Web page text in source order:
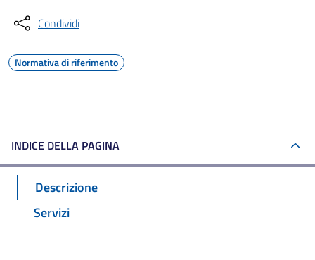
Condividi
Normativa di riferimento
INDICE DELLA PAGINA
Descrizione
Servizi